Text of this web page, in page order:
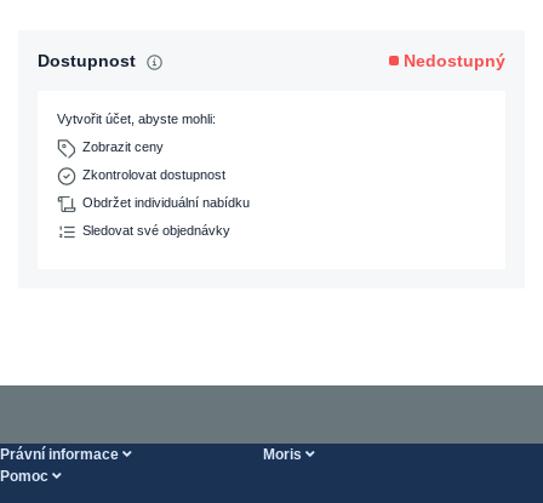
Dostupnost Nedostupný
Vytvořit účet, abyste mohli:
Zobrazit ceny
Zkontrolovat dostupnost
Obdržet individuální nabídku
Sledovat své objednávky
Právní informace Moris
Pomoc